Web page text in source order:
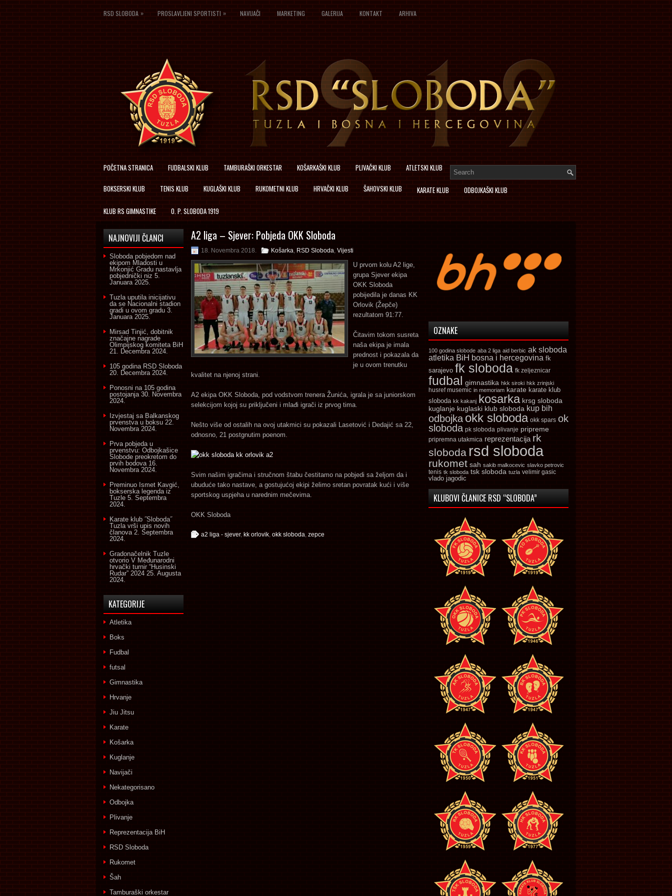
RSD SLOBODA » PROSLAVLJENI SPORTISTI » NAVIJAČI MARKETING GALERIJA KONTAKT ARHIVA
POČETNA STRANICA FUDBALSKI KLUB TAMBURAŠKI ORKESTAR KOŠARKAŠKI KLUB PLIVAČKI KLUB ATLETSKI KLUB
BOKSERSKI KLUB TENIS KLUB KUGLAŠKI KLUB RUKOMETNI KLUB HRVAČKI KLUB ŠAHOVSKI KLUB KARATE KLUB ODBOJKAŠKI KLUB
KLUB RS GIMNASTIKE O. P. SLOBODA 1919
A2 liga – Sjever: Pobjeda OKK Sloboda
18. Novembra 2018. Košarka, RSD Sloboda, Vijesti
U prvom kolu A2 lige,
grupa Sjever ekipa
OKK Sloboda
pobijedila je danas KK
Orlovik (Žepče)
rezultatom 91:77.
Čitavim tokom susreta
naša ekipa je imala
prednost i pokazala da
je u ovom trenutku
kvalitet na njenoj strani.
A2 ekipa OKK Sloboda, pod vodstvom trenera Žunića, igrala je sa juniorskom
selekcijom kojoj su priključeni i mlađi igrači iz prvog tima.
Nešto više od ostalih na ovoj utakmici su pokazali Lasetović i Dedajić sa 22,
odnosno, 21 postgnutim poenom.
Svim našim igračima i stručnom štabu čestitamo na pobjedi sa željom da i
ubuduće tako nastave, a gostujućoj ekipi želimo sretan povratak kući i više
sportskog uspjeha u narednim mečevima.
OKK Sloboda
a2 liga - sjever, kk orlovik, okk sloboda, zepce
NAJNOVIJI ČLANCI
Sloboda pobjedom nad
ekipom Mladosti u
Mrkonjić Gradu nastavlja
pobjednički niz 5.
Januara 2025.
Tuzla uputila inicijativu
da se Nacionalni stadion
gradi u ovom gradu 3.
Januara 2025.
Mirsad Tinjić, dobitnik
značajne nagrade
Olimpijskog komiteta BiH
21. Decembra 2024.
105 godina RSD Sloboda
20. Decembra 2024.
Ponosni na 105 godina
postojanja 30. Novembra
2024.
Izvjestaj sa Balkanskog
prvenstva u boksu 22.
Novembra 2024.
Prva pobjeda u
prvenstvu: Odbojkašice
Slobode preokretom do
prvih bodova 16.
Novembra 2024.
Preminuo Ismet Kavgić,
bokserska legenda iz
Tuzle 5. Septembra
2024.
Karate klub ˝Sloboda˝
Tuzla vrši upis novih
članova 2. Septembra
2024.
Gradonačelnik Tuzle
otvorio V Međunarodni
hrvački turnir “Husinski
Rudar” 2024 25. Augusta
2024.
KATEGORIJE
Atletika
Boks
Fudbal
futsal
Gimnastika
Hrvanje
Jiu Jitsu
Karate
Košarka
Kuglanje
Navijači
Nekategorisano
Odbojka
Plivanje
Reprezentacija BiH
RSD Sloboda
Rukomet
Šah
Tamburaški orkestar
OZNAKE
100 godina slobode aba 2 liga aid berbic ak sloboda
atletika BiH bosna i hercegovina fk
sarajevo fk sloboda fk zeljeznicar
fudbal gimnastika hkk siroki hkk zrinjski
husref musemic in memoriam karate karate klub
sloboda kk kakanj kosarka krsg sloboda
kuglanje kuglaski klub sloboda kup bih
odbojka okk sloboda okk spars ok
sloboda pk sloboda plivanje pripreme
pripremna utakmica reprezentacija rk
sloboda rsd sloboda
rukomet sah sakib malkocevic slavko petrovic
tenis tk sloboda tsk sloboda tuzla velimir gasic
vlado jagodic
KLUBOVI ČLANICE RSD “SLOBODA”